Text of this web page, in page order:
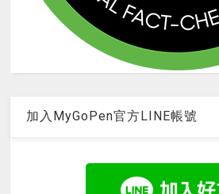
加入MyGoPen官方LINE帳號